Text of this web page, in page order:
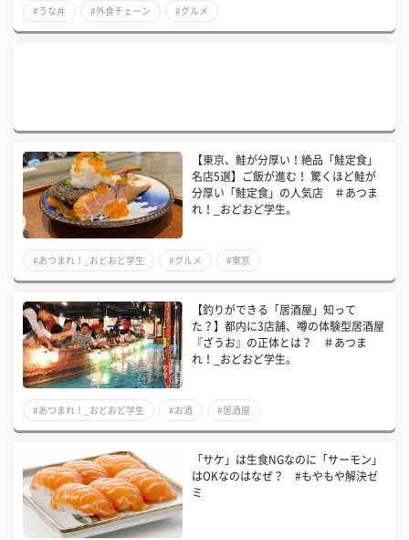
#うな丼 #外食チェーン #グルメ
【東京、鮭が分厚い！絶品「鮭定食」
名店5選】ご飯が進む！ 驚くほど鮭が
分厚い「鮭定食」の人気店 ＃あつま
れ！_おどおど学生。
#あつまれ！_おどおど学生 #グルメ #東京
【釣りができる「居酒屋」知って
た？】都内に3店舗、噂の体験型居酒屋
『ざうお』の正体とは？ ＃あつま
れ！_おどおど学生。
#あつまれ！_おどおど学生 #お酒 #居酒屋
「サケ」は生食NGなのに「サーモン」
はOKなのはなぜ？ #もやもや解決ゼ
ミ